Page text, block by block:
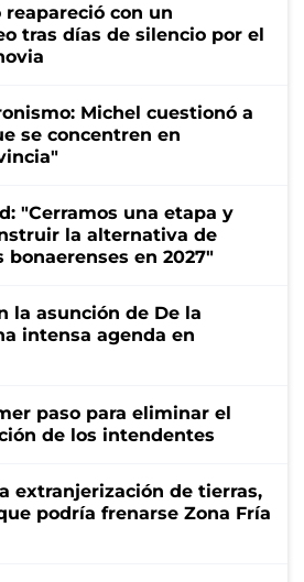
reapareció con un
tras días de silencio por el
Michel cuestionó a
se concentren en
"Cerramos una etapa y
la alternativa de
bonaerenses en 2027"
la asunción de De la
intensa agenda en
paso para eliminar el
de los intendentes
extranjerización de tierras,
podría frenarse Zona Fría